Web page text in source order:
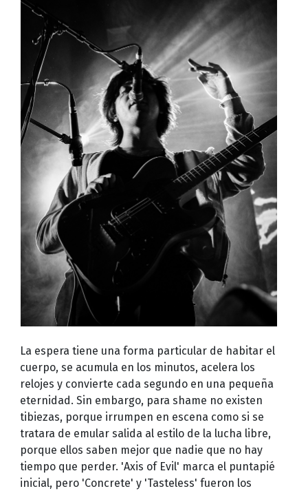
La espera tiene una forma particular de habitar el
cuerpo, se acumula en los minutos, acelera los
relojes y convierte cada segundo en una pequeña
eternidad. Sin embargo, para shame no existen
tibiezas, porque irrumpen en escena como si se
tratara de emular salida al estilo de la lucha libre,
porque ellos saben mejor que nadie que no hay
tiempo que perder. 'Axis of Evil' marca el puntapié
inicial, pero 'Concrete' y 'Tasteless' fueron los